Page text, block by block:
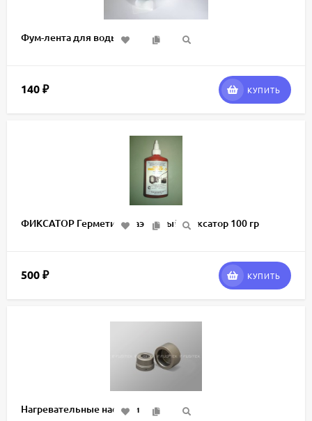
Фум-лента для воды
140 ₽ КУПИТЬ
ФИКСАТОР Герметик анаэробный Фиксатор 100 гр
500 ₽ КУПИТЬ
Нагревательные насадки